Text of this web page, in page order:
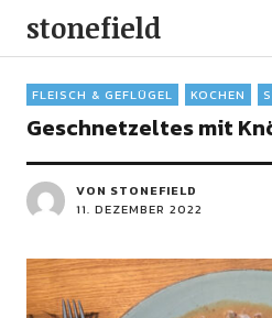
stonefield
FLEISCH & GEFLÜGEL KOCHEN
Geschnetzeltes mit
VON STONEFIELD
11. DEZEMBER 2022